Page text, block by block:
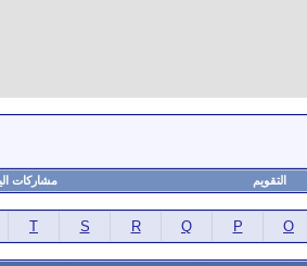
التقويم مشاركات
O
P
Q
R
S
T